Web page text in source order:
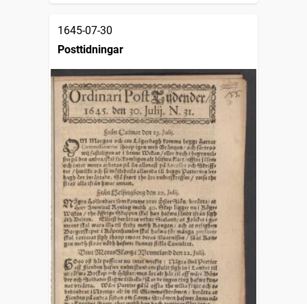
1645-07-30
Posttidningar